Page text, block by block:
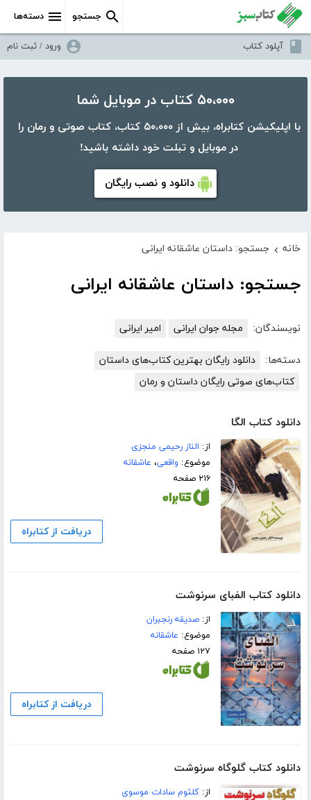
دسته‌ها جستجو
آپلود کتاب ورود / ثبت نام
۵۰،۰۰۰ کتاب در موبایل شما
با اپلیکیشن کتابراه، بیش از ۵۰،۰۰۰ کتاب، کتاب صوتی و رمان را
در موبایل و تبلت خود داشته باشید!
دانلود و نصب رایگان
خانه › جستجو: داستان عاشقانه ایرانی
جستجو: داستان عاشقانه ایرانی
نویسندگان: مجله جوان ایرانی امیر ایرانی
دسته‌ها:
دانلود رایگان بهترین کتاب‌های داستان
کتاب‌های صوتی رایگان داستان و رمان
دانلود کتاب الگا
از: الناز رحیمی منجزی
موضوع: واقعی، عاشقانه
۲۱۶ صفحه
دریافت از کتابراه
دانلود کتاب الفبای سرنوشت
از:صدیقه رنجبران
موضوع: عاشقانه
۱۲۷ صفحه
دریافت از کتابراه
دانلود کتاب گلوگاه سرنوشت
از:کلثوم سادات موسوی